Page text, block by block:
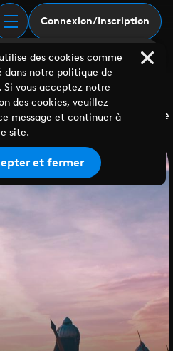
Connexion/Inscription
CollaborationsLabels Genre
des cookies comme
dans notre politique de
Si vous acceptez notre
des cookies, veuillez
message et continuer à
site.
et fermer